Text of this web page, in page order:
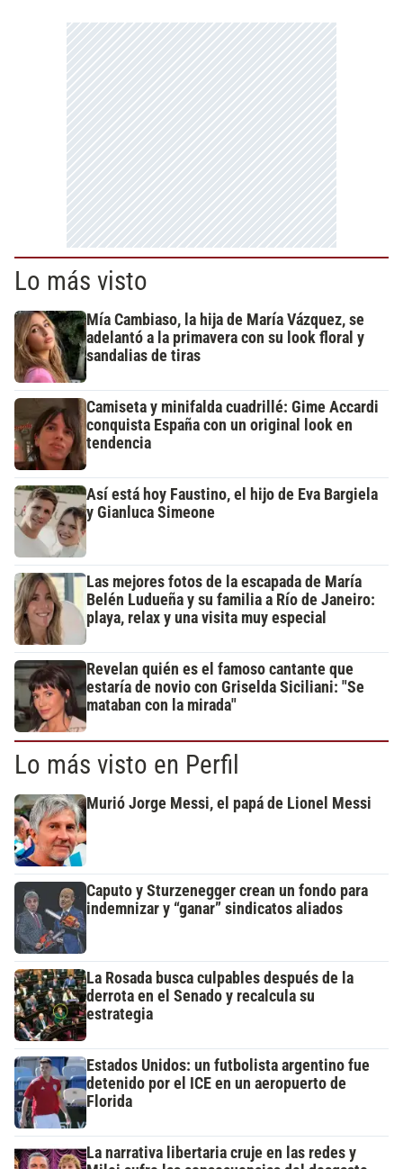
Lo más visto
Mía Cambiaso, la hija de María Vázquez, se
adelantó a la primavera con su look floral y
sandalias de tiras
Camiseta y minifalda cuadrillé: Gime Accardi
conquista España con un original look en
tendencia
Así está hoy Faustino, el hijo de Eva Bargiela
y Gianluca Simeone
Las mejores fotos de la escapada de María
Belén Ludueña y su familia a Río de Janeiro:
playa, relax y una visita muy especial
Revelan quién es el famoso cantante que
estaría de novio con Griselda Siciliani: "Se
mataban con la mirada"
Lo más visto en Perfil
Murió Jorge Messi, el papá de Lionel Messi
Caputo y Sturzenegger crean un fondo para
indemnizar y “ganar” sindicatos aliados
La Rosada busca culpables después de la
derrota en el Senado y recalcula su
estrategia
Estados Unidos: un futbolista argentino fue
detenido por el ICE en un aeropuerto de
Florida
La narrativa libertaria cruje en las redes y